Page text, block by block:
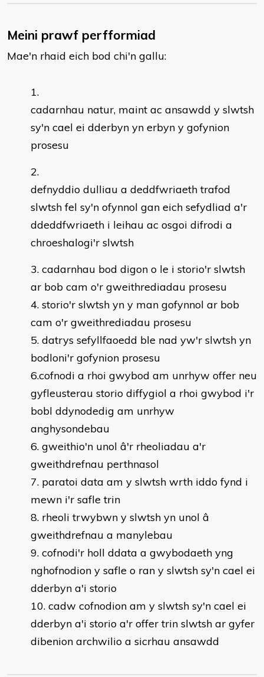
Meini prawf perfformiad
Mae'n rhaid eich bod chi'n gallu:
cadarnhau natur, maint ac ansawdd y slwtsh
sy'n cael ei dderbyn yn erbyn y gofynion
prosesu
defnyddio dulliau a deddfwriaeth trafod
slwtsh fel sy'n ofynnol gan eich sefydliad a'r
ddeddfwriaeth i leihau ac osgoi difrodi a
chroeshalogi'r slwtsh
cadarnhau bod digon o le i storio'r slwtsh
ar bob cam o'r gweithrediadau prosesu
storio'r slwtsh yn y man gofynnol ar bob
cam o'r gweithrediadau prosesu
datrys sefyllfaoedd ble nad yw'r slwtsh yn
bodloni'r gofynion prosesu
6.cofnodi a rhoi gwybod am unrhyw offer neu
gyfleusterau storio diffygiol a rhoi gwybod i'r
bobl ddynodedig am unrhyw
anghysondebau
gweithio'n unol â'r rheoliadau a'r
gweithdrefnau perthnasol
paratoi data am y slwtsh wrth iddo fynd i
mewn i'r safle trin
rheoli trwybwn y slwtsh yn unol â
gweithdrefnau a manylebau
cofnodi'r holl ddata a gwybodaeth yng
nghofnodion y safle o ran y slwtsh sy'n cael ei
dderbyn a'i storio
cadw cofnodion am y slwtsh sy'n cael ei
dderbyn a'i storio a'r offer trin slwtsh ar gyfer
dibenion archwilio a sicrhau ansawdd